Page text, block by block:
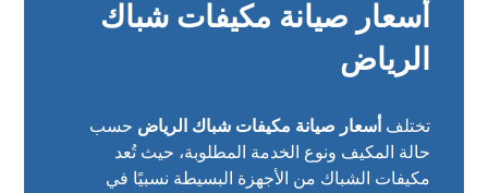
أسعار صيانة مكيفات شباك
الرياض
تختلف أسعار صيانة مكيفات شباك الرياض حسب
حالة المكيف ونوع الخدمة المطلوبة، حيث تُعد
مكيفات الشباك من الأجهزة البسيطة نسبيًا في